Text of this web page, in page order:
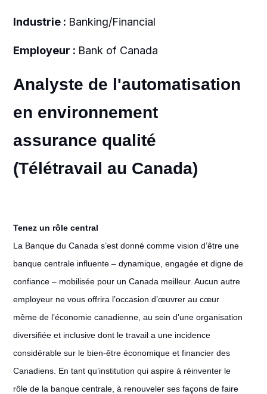
Industrie : Banking/Financial
Employeur : Bank of Canada
Analyste de l'automatisation
en environnement
assurance qualité
(Télétravail au Canada)
Tenez un rôle central
La Banque du Canada s’est donné comme vision d’être une
banque centrale influente – dynamique, engagée et digne de
confiance – mobilisée pour un Canada meilleur. Aucun autre
employeur ne vous offrira l’occasion d’œuvrer au cœur
même de l’économie canadienne, au sein d’une organisation
diversifiée et inclusive dont le travail a une incidence
considérable sur le bien-être économique et financier des
Canadiens. En tant qu’institution qui aspire à réinventer le
rôle de la banque centrale, à renouveler ses façons de faire